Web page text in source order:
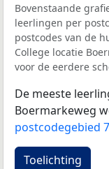
Bovenstaande
leerlingen per
postcodes van de
College locatie
voor de eerdere
De meeste
Boermarkeweg
postcodegebied
Toelichting